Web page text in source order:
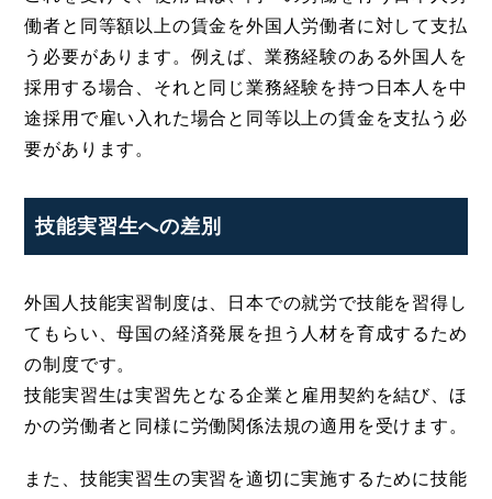
働者と同等額以上の賃金を外国人労働者に対して支払
う必要があります。例えば、業務経験のある外国人を
採用する場合、それと同じ業務経験を持つ日本人を中
途採用で雇い入れた場合と同等以上の賃金を支払う必
要があります。
技能実習生への差別
外国人技能実習制度は、日本での就労で技能を習得し
てもらい、母国の経済発展を担う人材を育成するため
の制度です。
技能実習生は実習先となる企業と雇用契約を結び、ほ
かの労働者と同様に労働関係法規の適用を受けます。
また、技能実習生の実習を適切に実施するために技能